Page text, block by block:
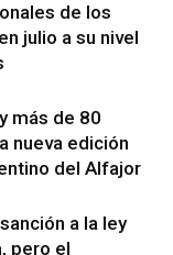
de los
julio a su nivel
más de 80
nueva edición
del Alfajor
a la ley
pero el